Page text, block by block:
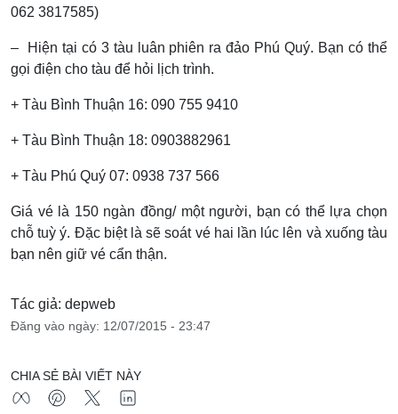
062 3817585)
– Hiện tại có 3 tàu luân phiên ra đảo Phú Quý. Bạn có thể
gọi điện cho tàu để hỏi lịch trình.
+ Tàu Bình Thuận 16: 090 755 9410
+ Tàu Bình Thuận 18: 0903882961
+ Tàu Phú Quý 07: 0938 737 566
Giá vé là 150 ngàn đồng/ một người, bạn có thể lựa chọn
chỗ tuỳ ý. Đặc biệt là sẽ soát vé hai lần lúc lên và xuống tàu
bạn nên giữ vé cẩn thận.
Tác giả: depweb
Đăng vào ngày: 12/07/2015 - 23:47
CHIA SẺ BÀI VIẾT NÀY